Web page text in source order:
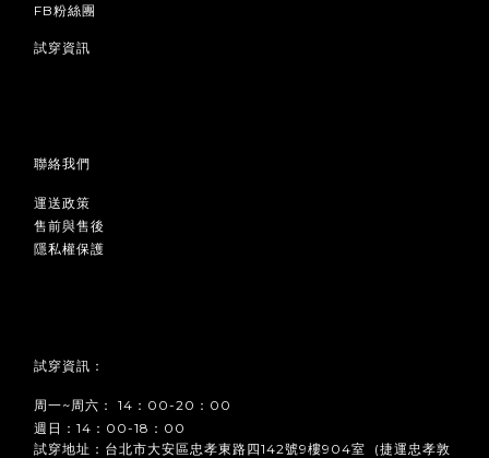
FB粉絲團
試穿資訊
聯絡我們
運送政策
售前與售後
隱私權保護
試穿資訊：
周一~周六： 14：00-20：00
週日：14：00-18：00
試穿地址：台北市大安區忠孝東路四142號9樓904室 (捷運忠孝敦